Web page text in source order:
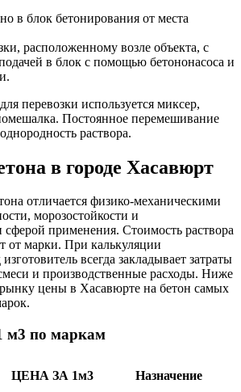
в блок бетонирования от места
расположенному возле объекта, с
в блок с помощью бетононасоса и
перевозки используется миксер,
Постоянное перемешивание
раствора.
в городе Хасавюрт
отличается физико-механическими
морозостойкости и
сферой применения. Стоимость раствора
от марки. При калькуляции
всегда закладывает затраты
и производственные расходы. Ниже
цены в Хасавюрте на бетон самых
м3 по маркам
ЦЕНА ЗА 1м3 Назначение